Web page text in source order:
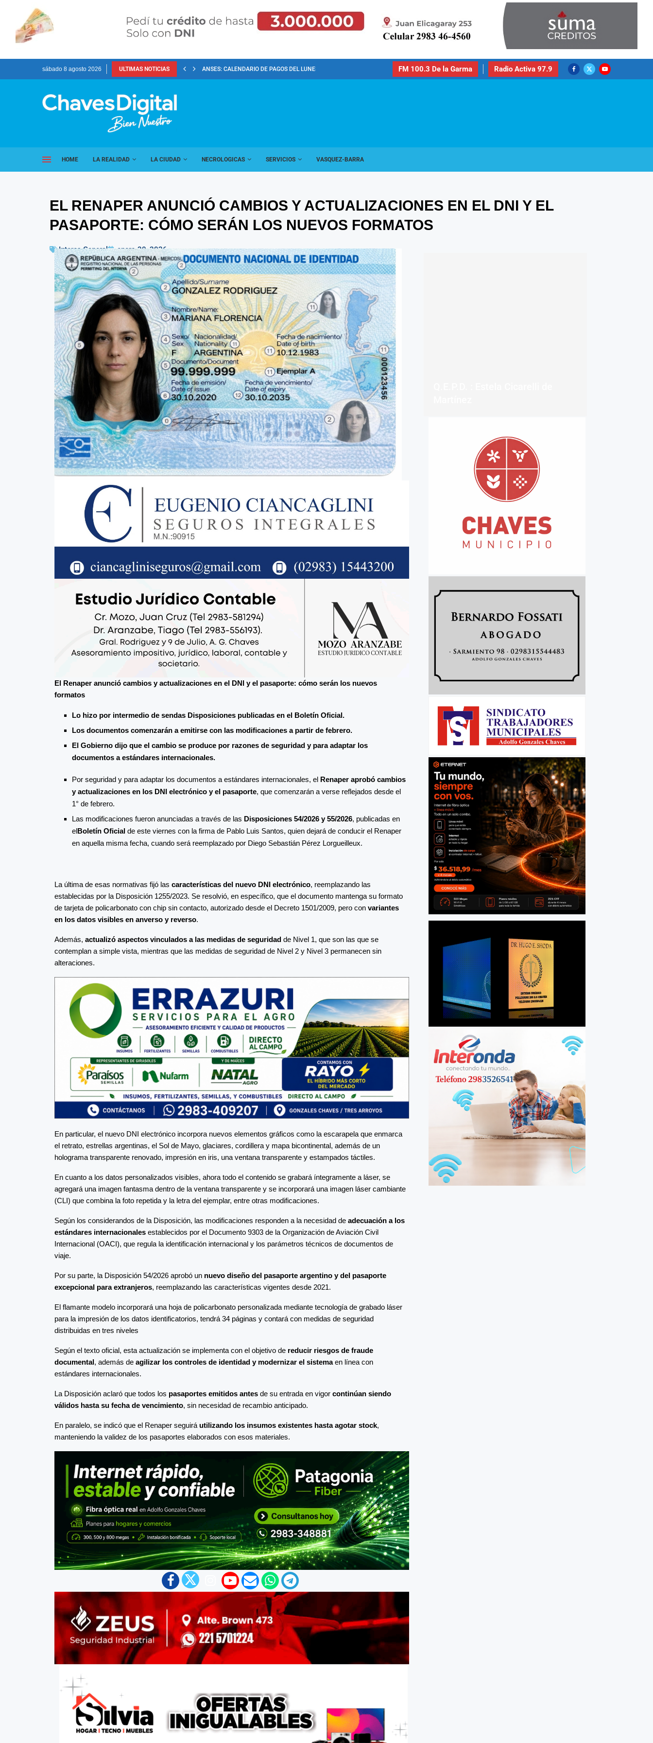
sábado 8 agosto 2026 ULTIMAS NOTICIAS ANSES: CALENDARIO DE PAGOS DEL LUNES 10 DE... FM 100.3 De la Garma Radio Activa 97.9
HOME LA REALIDAD LA CIUDAD NECROLOGICAS SERVICIOS VASQUEZ-BARRA
EL RENAPER ANUNCIÓ CAMBIOS Y ACTUALIZACIONES EN EL DNI Y EL
PASAPORTE: CÓMO SERÁN LOS NUEVOS FORMATOS
Interes General enero 30, 2026
El Renaper anunció cambios y actualizaciones en el DNI y el pasaporte: cómo serán los nuevos
formatos
Lo hizo por intermedio de sendas Disposiciones publicadas en el Boletín Oficial.
Los documentos comenzarán a emitirse con las modificaciones a partir de febrero.
El Gobierno dijo que el cambio se produce por razones de seguridad y para adaptar los
documentos a estándares internacionales.
Por seguridad y para adaptar los documentos a estándares internacionales, el Renaper aprobó cambios
y actualizaciones en los DNI electrónico y el pasaporte, que comenzarán a verse reflejados desde el
1° de febrero.
Las modificaciones fueron anunciadas a través de las Disposiciones 54/2026 y 55/2026, publicadas en
elBoletín Oficial de este viernes con la firma de Pablo Luis Santos, quien dejará de conducir el Renaper
en aquella misma fecha, cuando será reemplazado por Diego Sebastián Pérez Lorgueilleux.
La última de esas normativas fijó las características del nuevo DNI electrónico, reemplazando las
establecidas por la Disposición 1255/2023. Se resolvió, en específico, que el documento mantenga su formato
de tarjeta de policarbonato con chip sin contacto, autorizado desde el Decreto 1501/2009, pero con variantes
en los datos visibles en anverso y reverso.
Además, actualizó aspectos vinculados a las medidas de seguridad de Nivel 1, que son las que se
contemplan a simple vista, mientras que las medidas de seguridad de Nivel 2 y Nivel 3 permanecen sin
alteraciones.
En particular, el nuevo DNI electrónico incorpora nuevos elementos gráficos como la escarapela que enmarca
el retrato, estrellas argentinas, el Sol de Mayo, glaciares, cordillera y mapa bicontinental, además de un
holograma transparente renovado, impresión en iris, una ventana transparente y estampados táctiles.
En cuanto a los datos personalizados visibles, ahora todo el contenido se grabará íntegramente a láser, se
agregará una imagen fantasma dentro de la ventana transparente y se incorporará una imagen láser cambiante
(CLI) que combina la foto repetida y la letra del ejemplar, entre otras modificaciones.
Según los considerandos de la Disposición, las modificaciones responden a la necesidad de adecuación a los
estándares internacionales establecidos por el Documento 9303 de la Organización de Aviación Civil
Internacional (OACI), que regula la identificación internacional y los parámetros técnicos de documentos de
viaje.
Por su parte, la Disposición 54/2026 aprobó un nuevo diseño del pasaporte argentino y del pasaporte
excepcional para extranjeros, reemplazando las características vigentes desde 2021.
El flamante modelo incorporará una hoja de policarbonato personalizada mediante tecnología de grabado láser
para la impresión de los datos identificatorios, tendrá 34 páginas y contará con medidas de seguridad
distribuidas en tres niveles
Según el texto oficial, esta actualización se implementa con el objetivo de reducir riesgos de fraude
documental, además de agilizar los controles de identidad y modernizar el sistemaen línea con
estándares internacionales.
La Disposición aclaró que todos los pasaportes emitidos antes de su entrada en vigor continúan siendo
válidos hasta su fecha de vencimiento, sin necesidad de recambio anticipado.
En paralelo, se indicó que el Renaper seguirá utilizando los insumos existentes hasta agotar stock,
manteniendo la validez de los pasaportes elaborados con esos materiales.